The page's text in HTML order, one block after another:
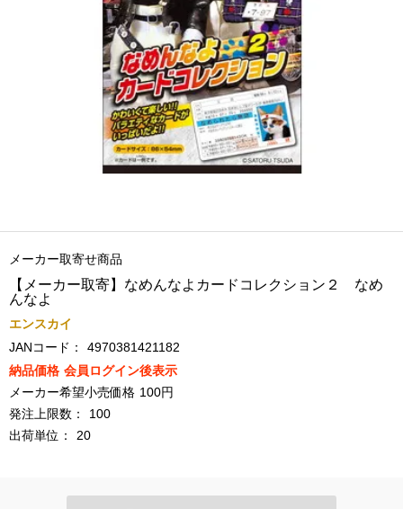
メーカー取寄せ商品
【メーカー取寄】なめんなよカードコレクション２ なめ
んなよ
エンスカイ
JANコード：
4970381421182
納品価格 会員ログイン後表示
メーカー希望小売価格 100円
発注上限数：
100
出荷単位：
20